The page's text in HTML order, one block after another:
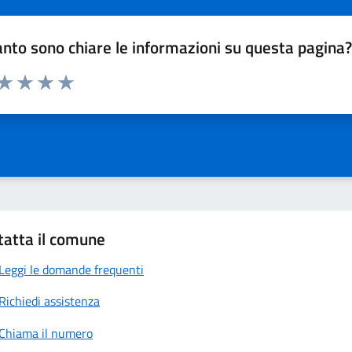
sono chiare le informazioni su questa pagina?
1 a 5 stelle la pagina
il comune
Leggi le domande frequenti
Richiedi assistenza
Chiama il numero